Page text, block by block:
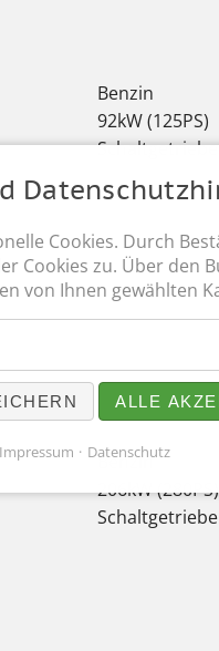
Benzin
92kW (125PS)
Schaltgetriebe
Benzin
206kW (280PS)
Schaltgetriebe
Cookies. Durch
Cookies zu. Über den
von Ihnen gewählten
ALLE
Impressum Datenschutz